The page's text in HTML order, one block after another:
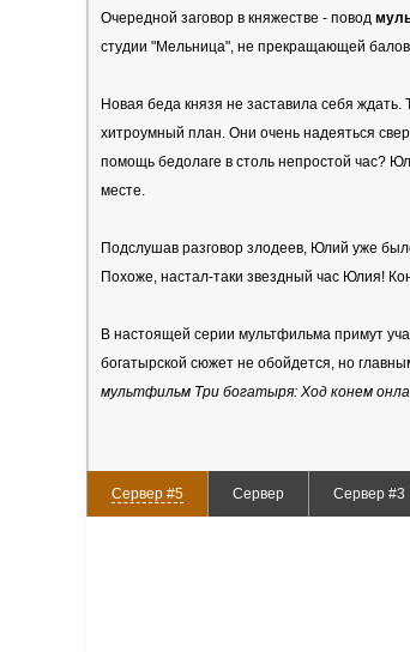
Очередной заговор в княжестве - повод
студии "Мельница", не прекращающей
Новая беда князя не заставила себя
хитроумный план. Они очень надеяться
помощь бедолаге в столь непростой час?
месте.
Подслушав разговор злодеев, Юлий уже
Похоже, настал-таки звездный час Юлия!
В настоящей серии мультфильма примут
богатырской сюжет не обойдется, но
мультфильм Три богатыря: Ход конем
Сервер #5 Сервер Сервер #3